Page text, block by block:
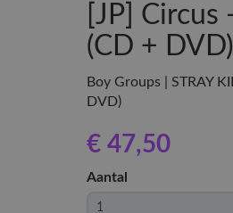
[JP]
(CD + DVD)
Boy Groups | STRAY
DVD)
€ 47,50
Aantal